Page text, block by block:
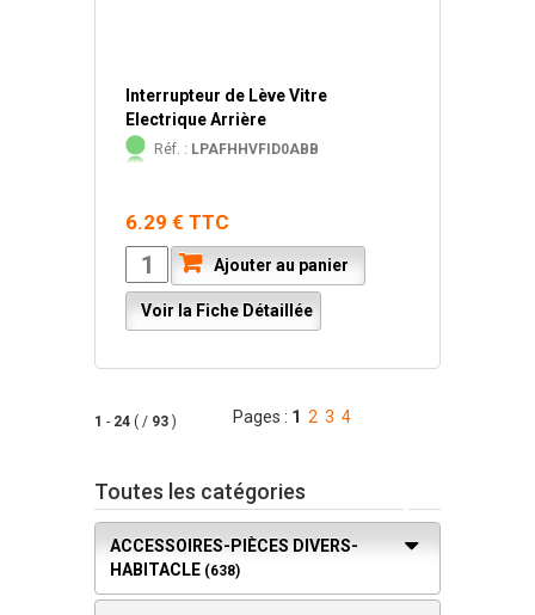
Interrupteur de Lève Vitre
Electrique Arrière
Réf. : LPAFHHVFID0ABB
6.29 € TTC
Ajouter au panier
Voir la Fiche Détaillée
1 - 24 ( / 93 ) Pages : 1 2 3 4
Toutes les catégories
ACCESSOIRES-PIÈCES DIVERS-
HABITACLE (638)